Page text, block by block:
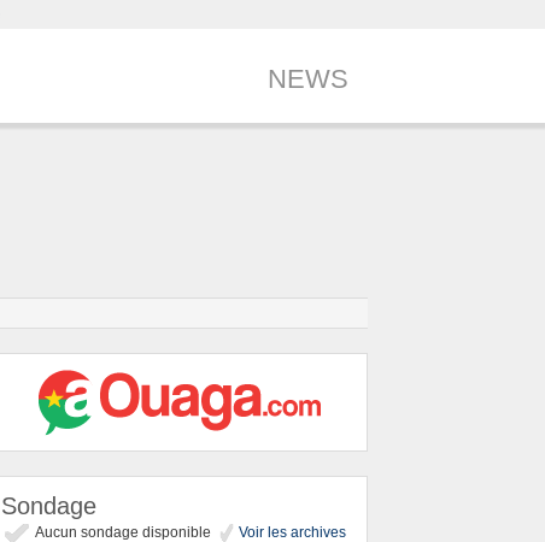
NEWS
Sondage
Aucun sondage disponible Voir les archives